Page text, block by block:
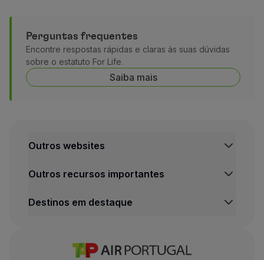
Perguntas frequentes
Encontre respostas rápidas e claras às suas dúvidas
sobre o estatuto For Life.
Saiba mais
Outros websites
TAP FORBIZ
TAP Maintenance & Engineering
Outros recursos importantes
Condições de Transporte
Definições de cookies
Destinos em destaque
Voos Funchal